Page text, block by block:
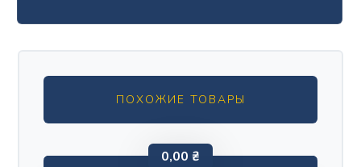
ПОХОЖИЕ ТОВАРЫ
0,00 ₴